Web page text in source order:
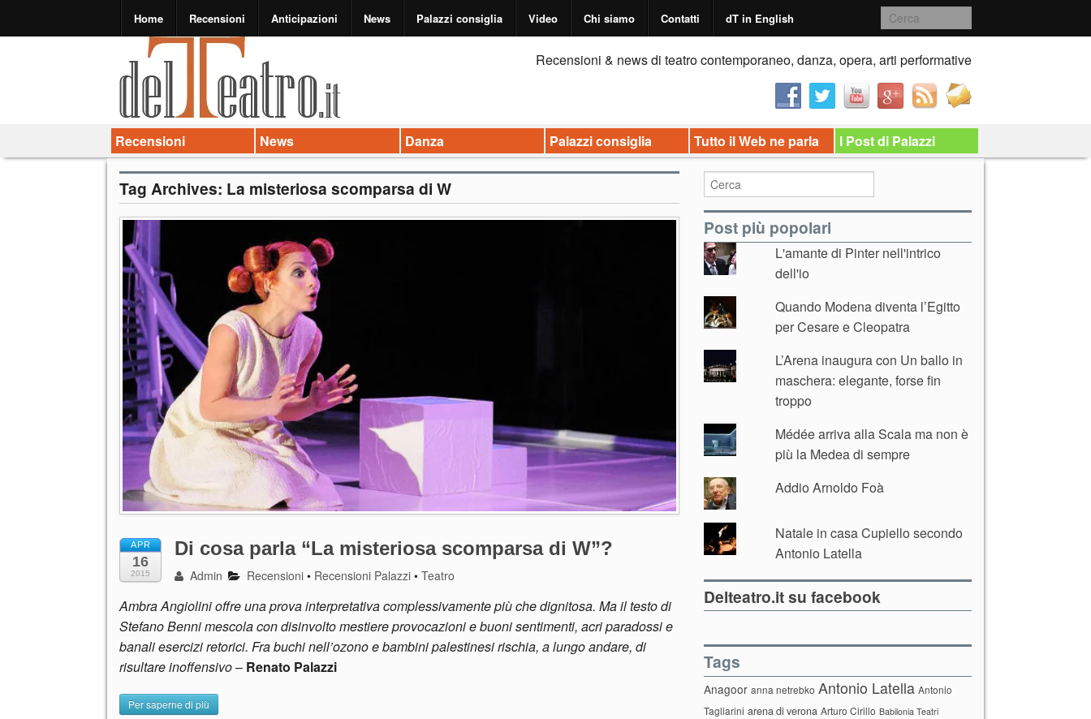
Home Recensioni Anticipazioni News Palazzi consiglia Video Chi siamo Contatti dT in English
Recensioni & news di teatro contemporaneo, danza, opera, arti performative
Recensioni News Danza Palazzi consiglia Tutto il Web ne parla I Post di Palazzi
Tag Archives: La misteriosa scomparsa di W
APR
16
2015
Di cosa parla “La misteriosa scomparsa di W”?
Admin Recensioni • Recensioni Palazzi •Teatro
Ambra Angiolini offre una prova interpretativa complessivamente più che dignitosa. Ma il testo di
Stefano Benni mescola con disinvolto mestiere provocazioni e buoni sentimenti, acri paradossi e
banali esercizi retorici. Fra buchi nell’ozono e bambini palestinesi rischia, a lungo andare, di
risultare inoffensivo– Renato Palazzi
Per saperne di più
Post più popolari
L'amante di Pinter nell'intrico
dell'io
Quando Modena diventa l’Egitto
per Cesare e Cleopatra
L’Arena inaugura con Un ballo in
maschera: elegante, forse fin
troppo
Médée arriva alla Scala ma non è
più la Medea di sempre
Addio Arnoldo Foà
Natale in casa Cupiello secondo
Antonio Latella
Delteatro.it su facebook
Tags
Anagoor anna netrebko Antonio Latella Antonio
Tagliarini arena di verona Arturo Cirillo Babilonia Teatri